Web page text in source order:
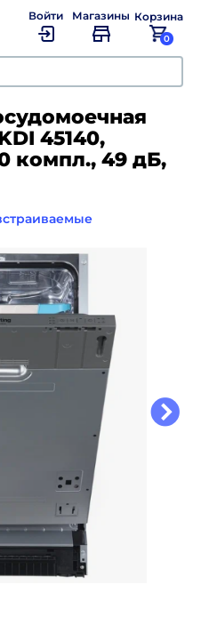
Войти Магазины Корзина
0
45140,
компл., 49 дБ,